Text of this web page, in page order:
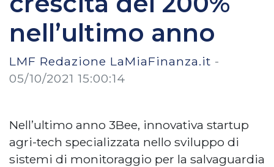
nell’ultimo anno
LMF Redazione LaMiaFinanza.it -
05/10/2021 15:00:14
Nell’ultimo anno 3Bee, innovativa startup
agri-tech specializzata nello sviluppo di
sistemi di monitoraggio per la salvaguardia